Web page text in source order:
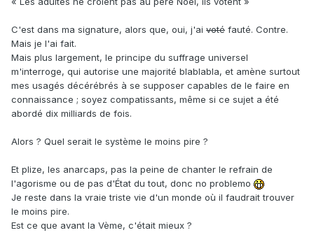
C'est dans ma signature, alors que, oui, j'ai voté fauté. Contre.
Mais je l'ai fait.
Mais plus largement, le principe du suffrage universel
m'interroge, qui autorise une majorité blablabla, et amène surtout
mes usagés décérébrés à se supposer capables de le faire en
connaissance ; soyez compatissants, même si ce sujet a été
abordé dix milliards de fois.
Alors ? Quel serait le système le moins pire ?
Et plize, les anarcaps, pas la peine de chanter le refrain de
l'agorisme ou de pas d'État du tout, donc no problemo
Je reste dans la vraie triste vie d'un monde où il faudrait trouver
le moins pire.
Est ce que avant la Vème, c'était mieux ?